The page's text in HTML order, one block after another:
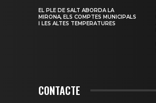
EL PLE DE SALT ABORDA LA
MIRONA, ELS COMPTES MUNICIPALS
I LES ALTES TEMPERATURES
CONTACTE